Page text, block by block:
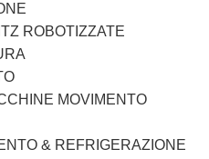
ROBOTIZZATE
MOVIMENTO
& REFRIGERAZIONE